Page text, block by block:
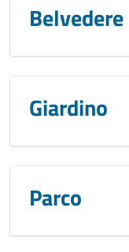
Belvedere
Giardino
Parco